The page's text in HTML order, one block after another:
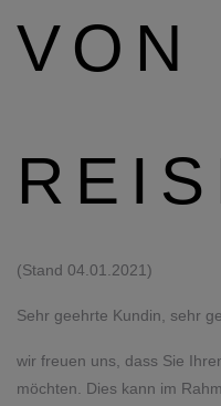
VON
(Stand 04.01.2021)
Sehr geehrte Kundin, sehr
wir freuen uns, dass Sie
möchten. Dies kann im